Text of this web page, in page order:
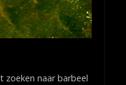
zoeken naar barbeel